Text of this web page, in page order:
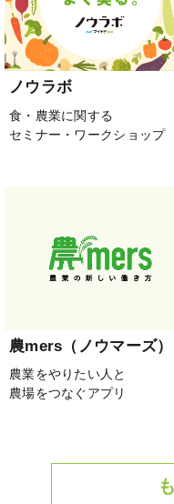
ノウラボ
食・農業に関する
セミナー・ワークショップ
農mers（ノウマーズ）
農業をやりたい人と
農場をつなぐアプリ